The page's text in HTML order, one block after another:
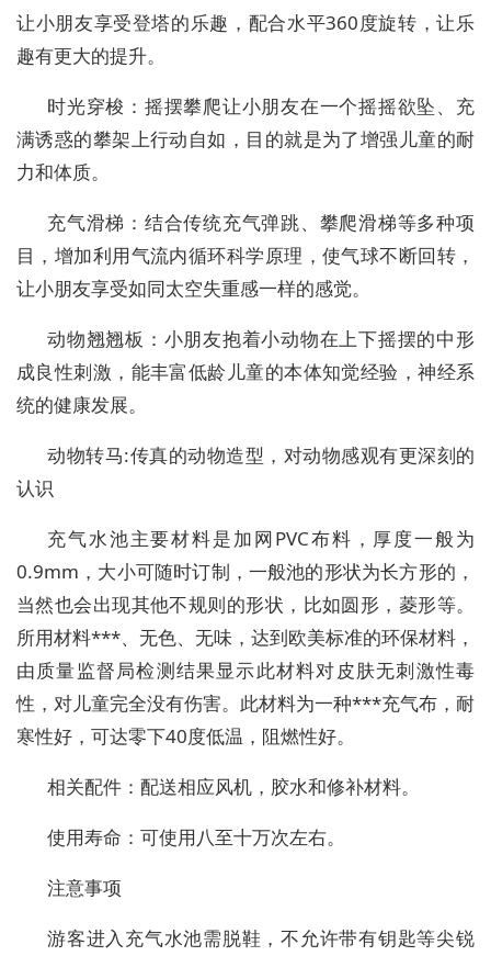
让小朋友享受登塔的乐趣，配合水平360度旋转，让乐
趣有更大的提升。
时光穿梭：摇摆攀爬让小朋友在一个摇摇欲坠、充
满诱惑的攀架上行动自如，目的就是为了增强儿童的耐
力和体质。
充气滑梯：结合传统充气弹跳、攀爬滑梯等多种项
目，增加利用气流内循环科学原理，使气球不断回转，
让小朋友享受如同太空失重感一样的感觉。
动物翘翘板：小朋友抱着小动物在上下摇摆的中形
成良性刺激，能丰富低龄儿童的本体知觉经验，神经系
统的健康发展。
动物转马:传真的动物造型，对动物感观有更深刻的
认识
充气水池主要材料是加网PVC布料，厚度一般为
0.9mm，大小可随时订制，一般池的形状为长方形的，
当然也会出现其他不规则的形状，比如圆形，菱形等。
所用材料***、无色、无味，达到欧美标准的环保材料，
由质量监督局检测结果显示此材料对皮肤无刺激性毒
性，对儿童完全没有伤害。此材料为一种***充气布，耐
寒性好，可达零下40度低温，阻燃性好。
相关配件：配送相应风机，胶水和修补材料。
使用寿命：可使用八至十万次左右。
注意事项
游客进入充气水池需脱鞋，不允许带有钥匙等尖锐